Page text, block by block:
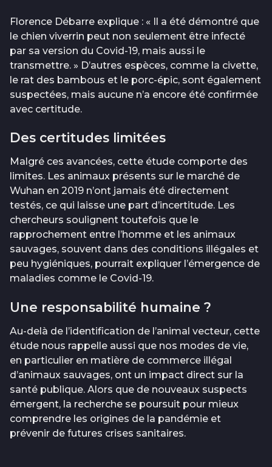
Florence Débarre explique : « Il a été démontré que
le chien viverrin peut non seulement être infecté
par sa version du Covid-19, mais aussi le
transmettre. » D’autres espèces, comme la civette,
le rat des bambous et le porc-épic, sont également
suspectées, mais aucune n’a encore été confirmée
avec certitude.
Des certitudes limitées
Malgré ces avancées, cette étude comporte des
limites. Les animaux présents sur le marché de
Wuhan en 2019 n’ont jamais été directement
testés, ce qui laisse une part d’incertitude. Les
chercheurs soulignent toutefois que le
rapprochement entre l’homme et les animaux
sauvages, souvent dans des conditions illégales et
peu hygiéniques, pourrait expliquer l’émergence de
maladies comme le Covid-19.
Une responsabilité humaine ?
Au-delà de l’identification de l’animal vecteur, cette
étude nous rappelle aussi que nos modes de vie,
en particulier en matière de commerce illégal
d’animaux sauvages, ont un impact direct sur la
santé publique. Alors que de nouveaux suspects
émergent, la recherche se poursuit pour mieux
comprendre les origines de la pandémie et
prévenir de futures crises sanitaires.